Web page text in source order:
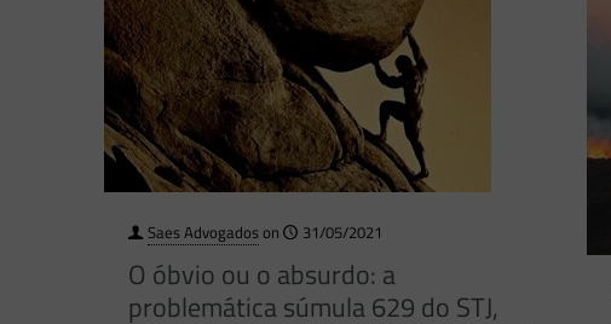
Saes Advogadoson 31/05/2021
O óbvio ou o absurdo: a
problemática súmula 629 do STJ,